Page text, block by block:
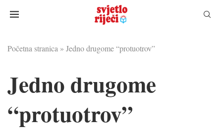
Početna stranica » Jedno drugome “protuotrov”
Jedno drugome
“protuotrov”